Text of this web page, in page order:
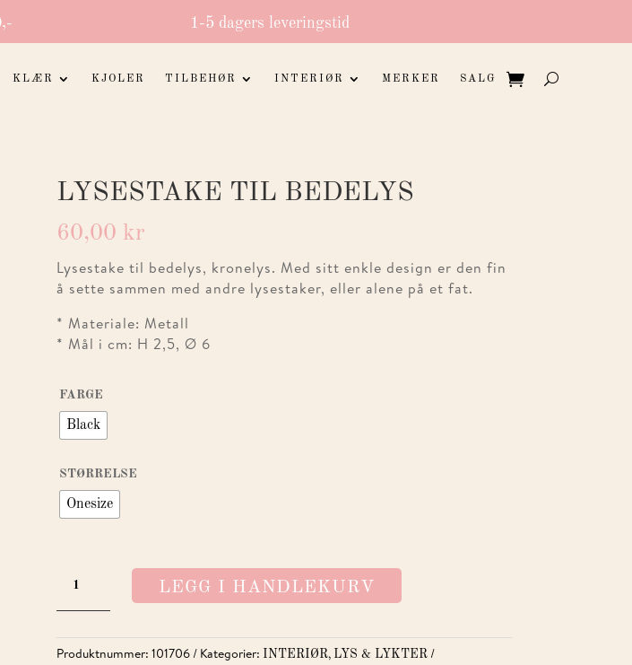
1-5 dagers leveringstid
KLÆR KJOLER TILBEHØR INTERIØR MERKER SALG
LYSESTAKE TIL BEDELYS
60,00 kr
Lysestake til bedelys, kronelys. Med sitt enkle design er den fin
å sette sammen med andre lysestaker, eller alene på et fat.
* Materiale: Metall
* Mål i cm: H 2,5, Ø 6
FARGE
Black
STØRRELSE
Onesize
LYSESTAKE
TIL
BEDELYS
LEGG I HANDLEKURV
Produktnummer: 101706 Kategorier: INTERIØR, LYS & LYKTER